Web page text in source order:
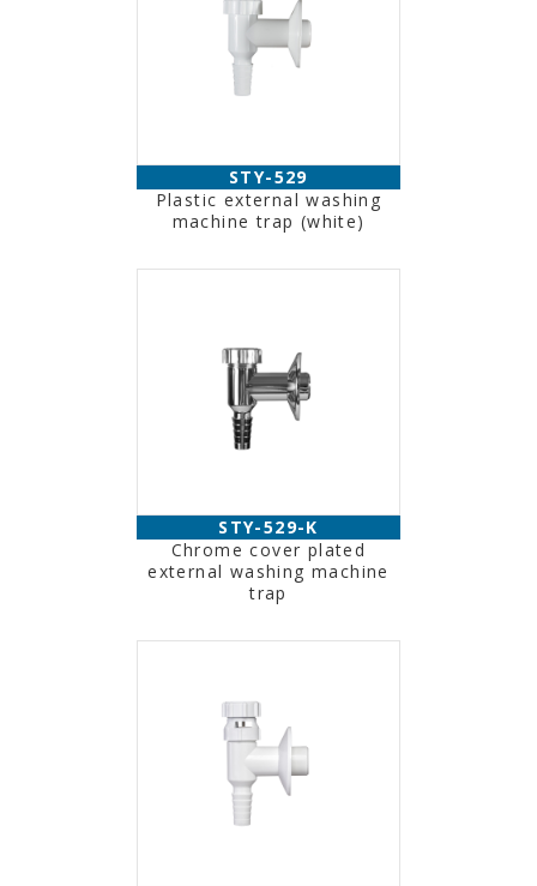
STY-529
Plastic external washing
machine trap (white)
STY-529-K
Chrome cover plated
external washing machine
trap